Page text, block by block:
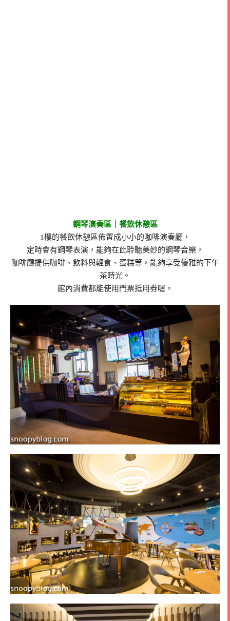
鋼琴演奏區｜餐飲休憩區
1樓的餐飲休憩區佈置成小小的咖啡演奏廳，
定時會有鋼琴表演，能夠在此聆聽美妙的鋼琴音樂，
咖啡廳提供咖啡、飲料與輕食、蛋糕等，能夠享受優雅的下午
茶時光。
館內消費都能使用門票抵用券喔。